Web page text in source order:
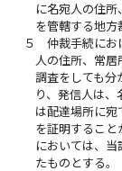
に名宛人の住
を管轄する地方
５
仲裁手続にお
人の住所、常
調査をしても分
り、発信人は
は配達場所に宛
を証明するこ
においては、
たものとする。